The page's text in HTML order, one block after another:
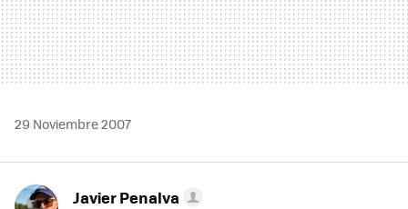
29 Noviembre 2007
Javier Penalva